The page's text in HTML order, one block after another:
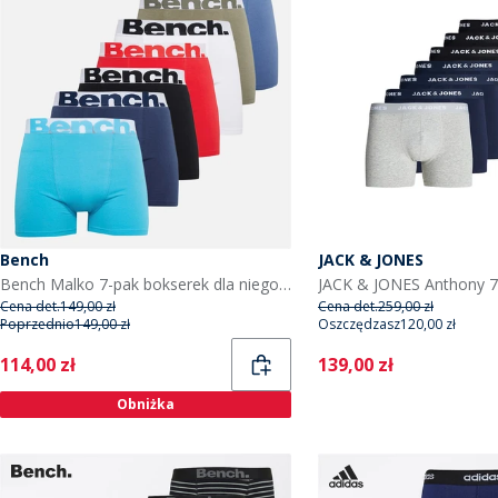
Bench
Bench Malko 7-pak bokserek dla niego kolory czarny/​jasnoturkusowy/​granatowy/​czerwony/​biały/​jasny khaki/​niebieski
Cena det.149,00 zł
Poprzednio149,00 zł
Current
114,00 zł
Obniżka
JACK & JONES
Cena det.259,00 zł
Oszczędzasz120,00 zł
Current
139,00 zł